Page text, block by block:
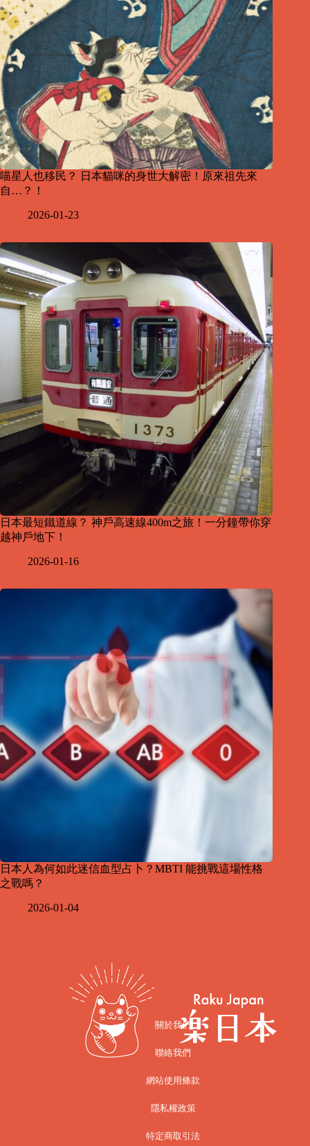
喵星人也移民？ 日本貓咪的身世大解密！原來祖先來
自…？！
2026-01-23
日本最短鐵道線？ 神戶高速線400m之旅！一分鐘帶你穿
越神戶地下！
2026-01-16
日本人為何如此迷信血型占卜？MBTI 能挑戰這場性格
之戰嗎？
2026-01-04
關於我們
聯絡我們
網站使用條款
隱私權政策
特定商取引法